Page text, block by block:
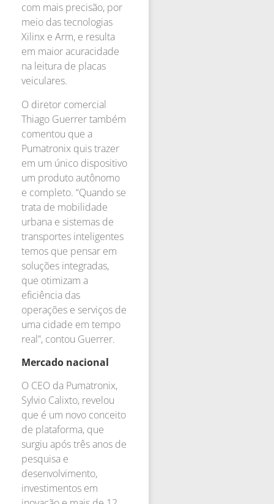
com mais precisão, por
meio das tecnologias
Xilinx e Arm, e resulta
em maior acuracidade
na leitura de placas
veiculares.
O diretor comercial
Thiago Guerrer também
comentou que a
Pumatronix quis trazer
em um único dispositivo
um produto autônomo
e completo. “Quando se
trata de mobilidade
urbana e sistemas de
transportes inteligentes
temos que pensar em
soluções integradas,
que otimizam a
eficiência das
operações e serviços de
uma cidade em tempo
real”, contou Guerrer.
Mercado nacional
O CEO da Pumatronix,
Sylvio Calixto, revelou
que é um novo conceito
de plataforma, que
surgiu após três anos de
pesquisa e
desenvolvimento,
investimentos em